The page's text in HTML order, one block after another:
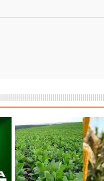
El Valle y la nación
la respuesta frente
un bus que estaba